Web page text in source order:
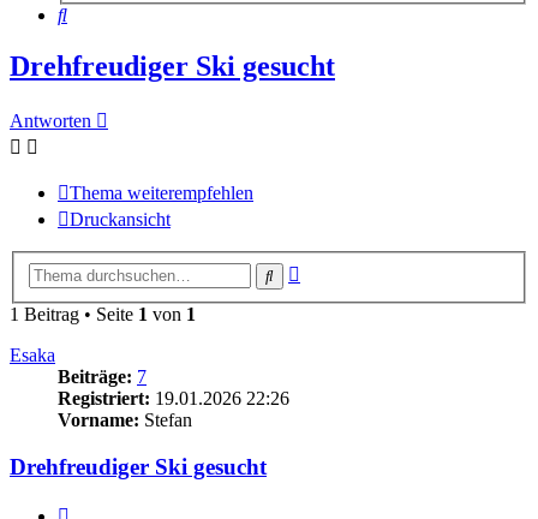
Suche
Drehfreudiger Ski gesucht
Antworten
Thema weiterempfehlen
Druckansicht
Suche
1 Beitrag • Seite 1 von 1
Esaka
Beiträge: 7
Registriert: 19.01.2026 22:26
Vorname: Stefan
Drehfreudiger Ski gesucht